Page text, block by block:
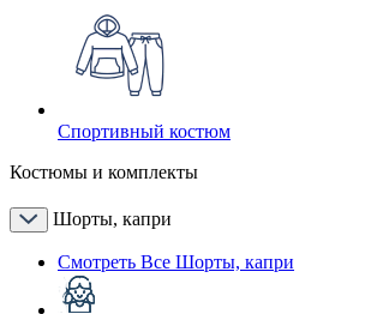
Спортивный костюм
Костюмы и комплекты
Шорты, капри
Смотреть Все Шорты, капри